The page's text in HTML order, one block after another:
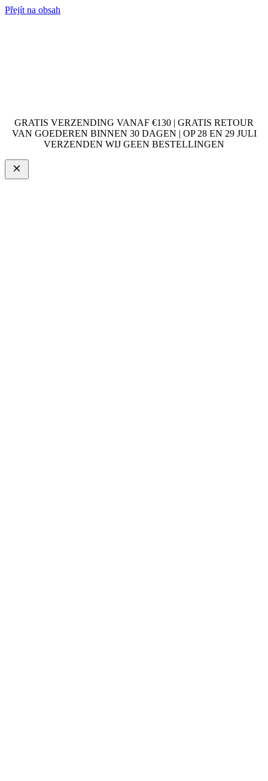
Přejít na obsah
GRATIS VERZENDING VANAF €130 | GRATIS RETOUR
VAN GOEDEREN BINNEN 30 DAGEN | OP 28 EN 29 JULI
VERZENDEN WIJ GEEN BESTELLINGEN